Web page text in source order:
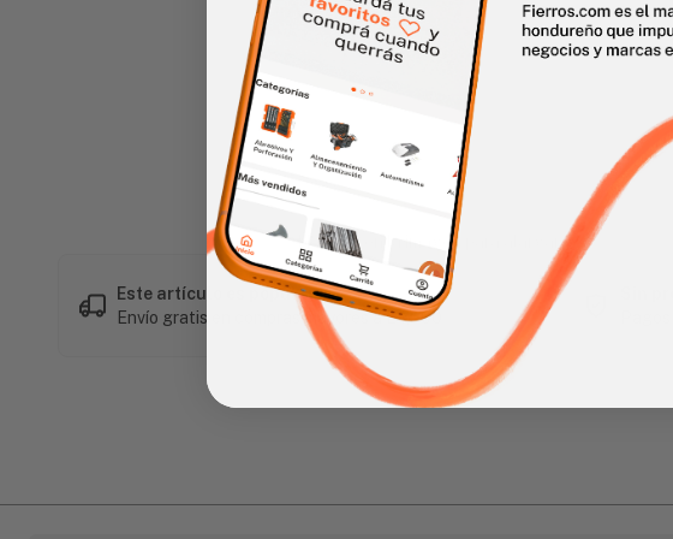
Haz clic en la imagen para alargar
Este artículo es popular
Envío gratis en compras mayores a L 1,500
Sin